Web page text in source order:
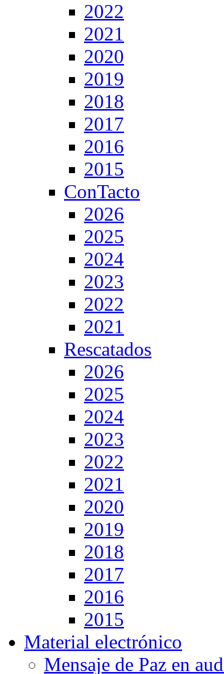
2022
2021
2020
2019
2018
2017
2016
2015
ConTacto
2026
2025
2024
2023
2022
2021
Rescatados
2026
2025
2024
2023
2022
2021
2020
2019
2018
2017
2016
2015
Material electrónico
Mensaje de Paz en